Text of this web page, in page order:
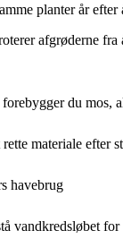
planter år
afgrøderne fra
du mos,
materiale efter
havebrug
vandkredsløbet for